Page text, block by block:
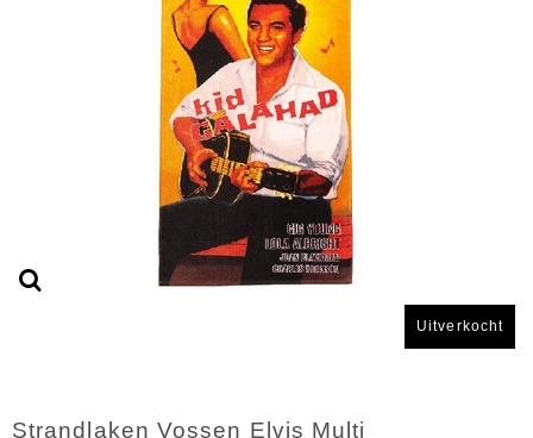
Uitverkocht
Strandlaken Vossen Elvis Multi